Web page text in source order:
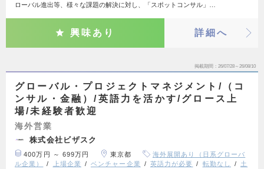
ローバル進出等、様々な課題の解決に対し、「スポットコンサル」…
興味あり 詳細へ
掲載期間 26/07/28～26/08/10
グローバル・プロジェクトマネジメント/（コ
ンサル・金融）/英語力を活かす/グロース上
場/未経験者歓迎
海外営業
株式会社ビザスク
400万円 ～ 699万円 東京都
海外展開あり（日系グローバ
ル企業）
上場企業 ベンチャー企業 英語力が必要 転勤なし
土